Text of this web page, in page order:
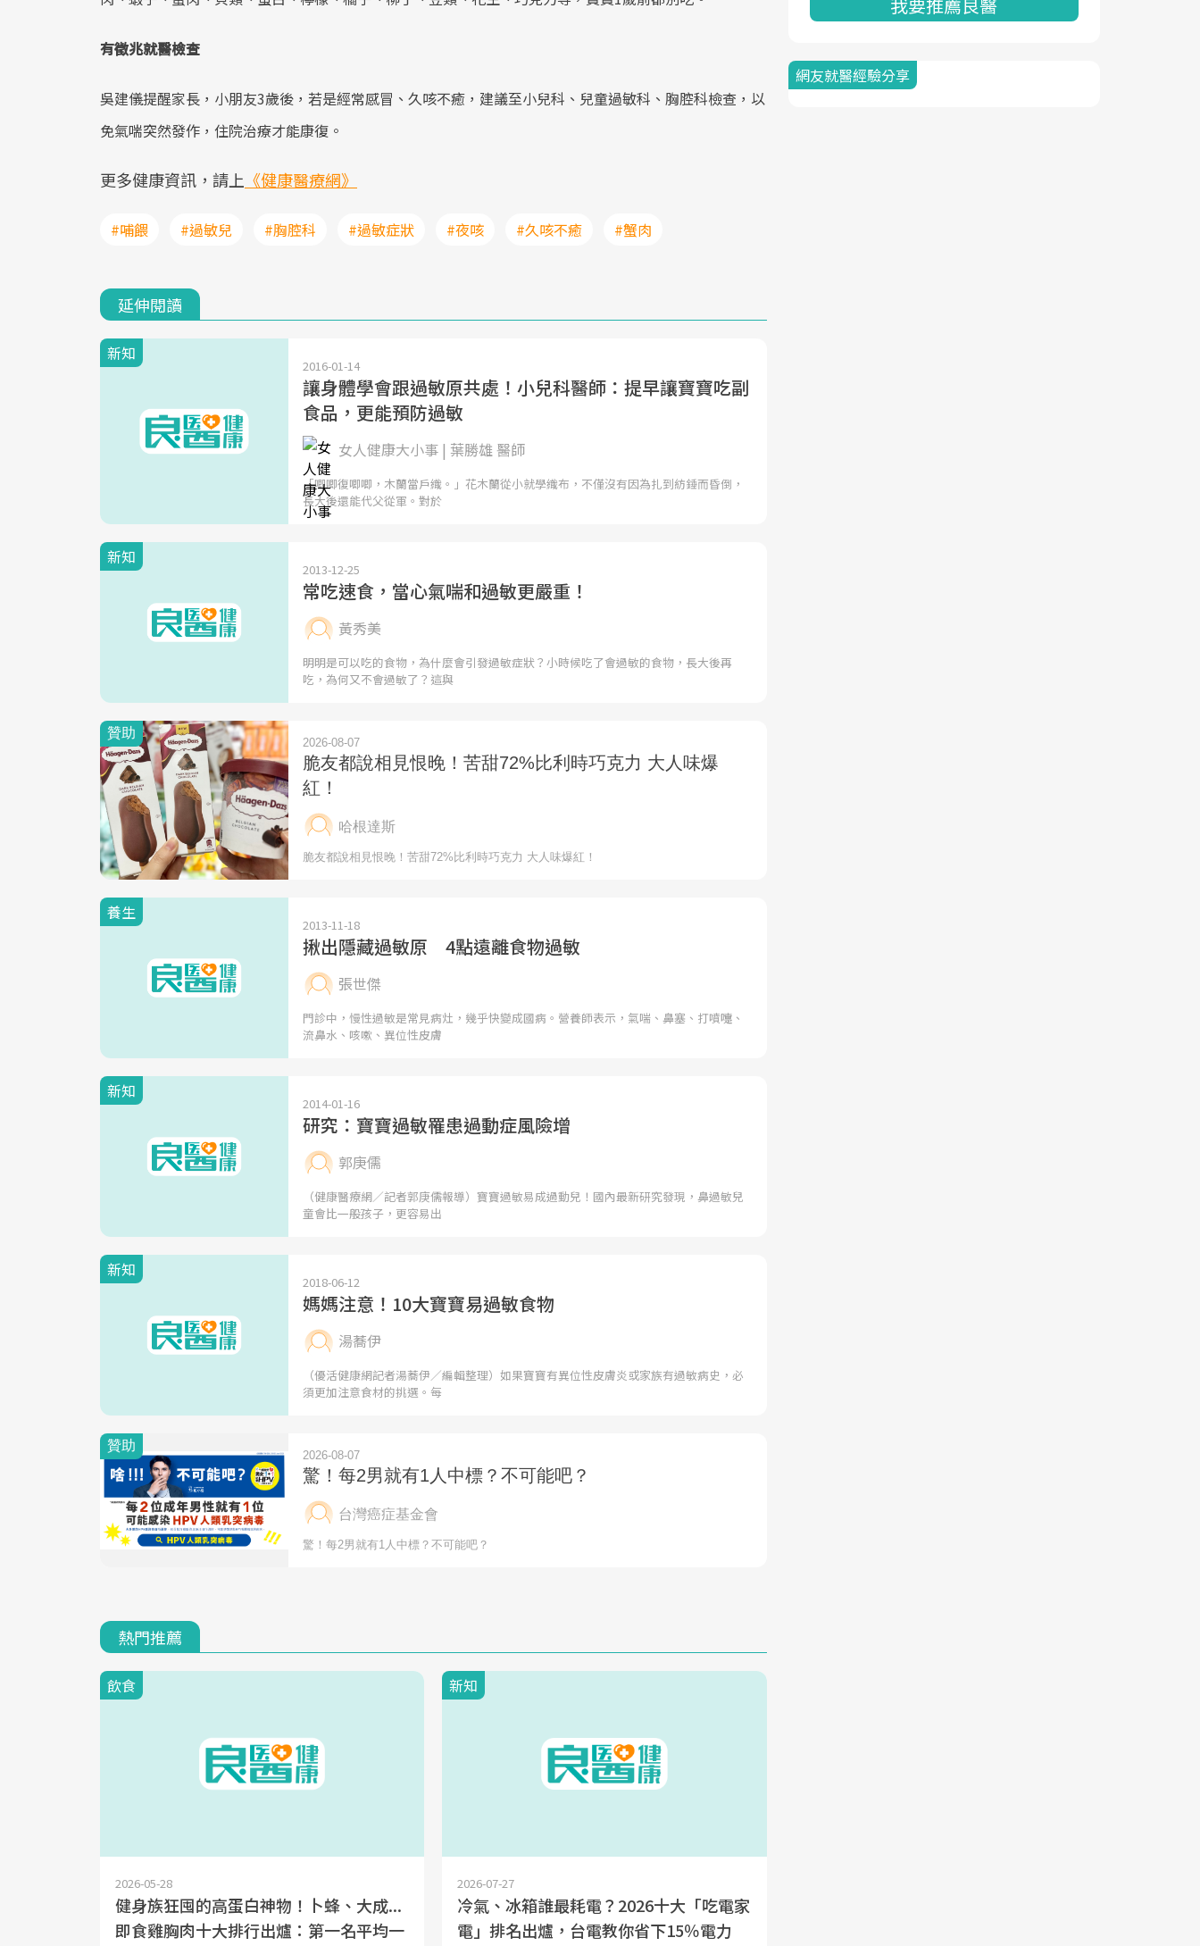
有徵兆就醫檢查
吳建儀提醒家長，小朋友3歲後，若是經常感冒、久咳不癒，建議至小兒科、兒童過敏科、胸腔科檢查，以
免氣喘突然發作，住院治療才能康復。
更多健康資訊，請上 《健康醫療網》
#哺餵 #過敏兒 #胸腔科 #過敏症狀 #夜咳 #久咳不癒 #蟹肉
延伸閱讀
新知
2016-01-14
讓身體學會跟過敏原共處！小兒科醫師：提早讓寶寶吃副
食品，更能預防過敏
女人健康大小事 | 葉勝雄 醫師
「唧唧復唧唧，木蘭當戶織。」花木蘭從小就學織布，不僅沒有因為扎到紡錘而昏倒，
長大後還能代父從軍。對於
新知
2013-12-25
常吃速食，當心氣喘和過敏更嚴重！
黃秀美
明明是可以吃的食物，為什麼會引發過敏症狀？小時候吃了會過敏的食物，長大後再
吃，為何又不會過敏了？這與
養生
2013-11-18
揪出隱藏過敏原 4點遠離食物過敏
張世傑
門診中，慢性過敏是常見病灶，幾乎快變成國病。營養師表示，氣喘、鼻塞、打噴嚏、
流鼻水、咳嗽、異位性皮膚
新知
2014-01-16
研究：寶寶過敏罹患過動症風險增
郭庚儒
（健康醫療網／記者郭庚儒報導）寶寶過敏易成過動兒！國內最新研究發現，鼻過敏兒
童會比一般孩子，更容易出
新知
2018-06-12
媽媽注意！10大寶寶易過敏食物
湯蕎伊
（優活健康網記者湯蕎伊／編輯整理）如果寶寶有異位性皮膚炎或家族有過敏病史，必
須更加注意食材的挑選。每
熱門推薦
飲食
2026-05-28
健身族狂囤的高蛋白神物！卜蜂、大成...
即食雞胸肉十大排行出爐：第一名平均一
新知
2026-07-27
冷氣、冰箱誰最耗電？2026十大「吃電家
電」排名出爐，台電教你省下15％電力
網友就醫經驗分享